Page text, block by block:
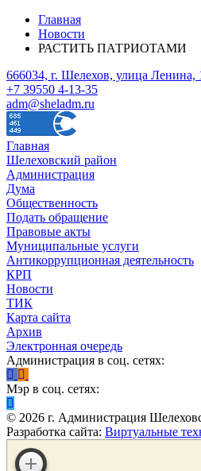
Главная
Новости
РАСТИТЬ ПАТРИОТАМИ
666034, г. Шелехов, улица Ленина,
+7 39550 4-13-35
adm@sheladm.ru
Главная
Шелеховский район
Администрация
Дума
Общественность
Подать обращение
Правовые акты
Муниципальные услуги
Антикоррупционная деятельность
КРП
Новости
ТИК
Карта сайта
Архив
Электронная очередь
Администрация в соц. сетях:
Мэр в соц. сетях:
© 2026 г. Администрация
Разработка сайта: Виртуальные